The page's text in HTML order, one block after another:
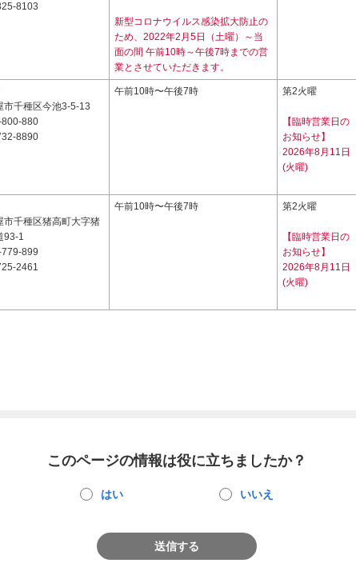
8103
新型コロナウイルス感染拡大防止の
ため、2022年2月5日（土曜）～当
面の間 午前10時～午後7時までの営
業とさせていただきます。
市千種区今池3-5-13
880
8890
午前10時〜午後7時 第2火曜
【臨時営業日の
お知らせ】
2026年8月11日
(火曜)
市千種区猪高町大字猪
93-1
899
2461
午前10時〜午後7時 第2火曜
【臨時営業日の
お知らせ】
2026年8月11日
(火曜)
このページの情報は役に立ちましたか？
はい いいえ
送信する